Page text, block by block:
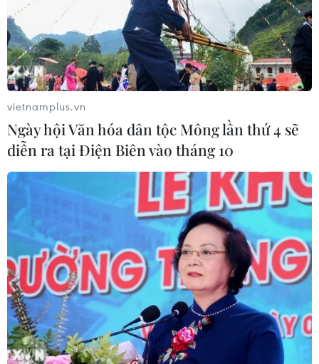
vietnamplus.vn
Ngày hội Văn hóa dân tộc Mông lần thứ 4 sẽ
diễn ra tại Điện Biên vào tháng 10